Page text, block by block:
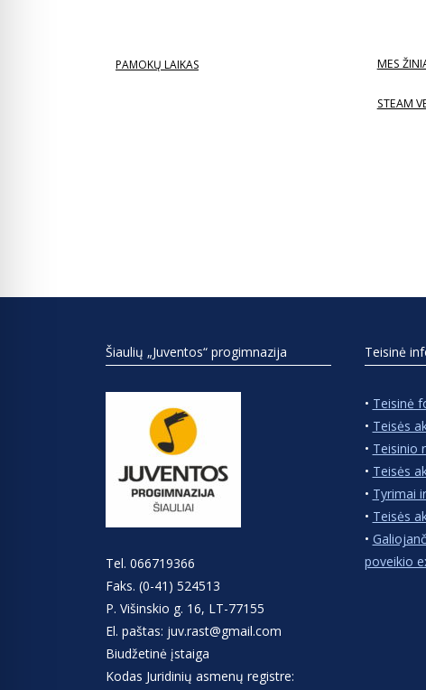
PAMOKŲ LAIKAS MES
STEAM
Šiaulių „Juventos“ progimnazija
Tel. 066719366
Faks. (0-41) 524513
P. Višinskio g. 16, LT-77155
El. paštas: juv.rast@gmail.com
Biudžetinė įstaiga
Kodas Juridinių asmenų registre:
Teisinė
• Teisinė
• Teisės
• Teisinio
• Teisės
• Tyrimai
• Teisės
•
poveikio